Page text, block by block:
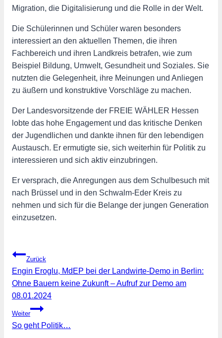
Migration, die Digitalisierung und die Rolle in der Welt.
Die Schülerinnen und Schüler waren besonders
interessiert an den aktuellen Themen, die ihren
Fachbereich und ihren Landkreis betrafen, wie zum
Beispiel Bildung, Umwelt, Gesundheit und Soziales. Sie
nutzten die Gelegenheit, ihre Meinungen und Anliegen
zu äußern und konstruktive Vorschläge zu machen.
Der Landesvorsitzende der FREIE WÄHLER Hessen
lobte das hohe Engagement und das kritische Denken
der Jugendlichen und dankte ihnen für den lebendigen
Austausch. Er ermutigte sie, sich weiterhin für Politik zu
interessieren und sich aktiv einzubringen.
Er versprach, die Anregungen aus dem Schulbesuch mit
nach Brüssel und in den Schwalm-Eder Kreis zu
nehmen und sich für die Belange der jungen Generation
einzusetzen.
Beitragsnavigation
Zurück
Engin Eroglu, MdEP bei der Landwirte-Demo in Berlin:
Ohne Bauern keine Zukunft – Aufruf zur Demo am
08.01.2024
Weiter
So geht Politik…